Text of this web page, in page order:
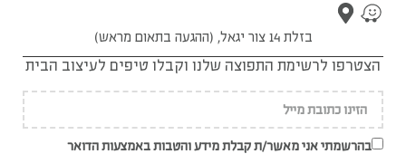
בזלת 14 צור יגאל, (ההגעה בתאום מראש)
הצטרפו לרשימת התפוצה שלנו וקבלו טיפים לעיצוב הבית
בהרשמתי אני מאשר/ת קבלת מידע והטבות באמצעות הדואר